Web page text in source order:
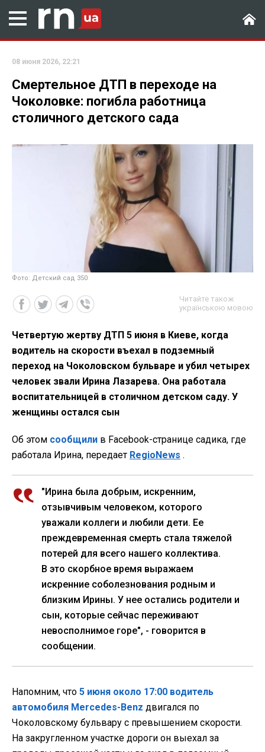
08 июня 2026, 22:21
Смертельное ДТП в переходе на
Чоколовке: погибла работница
столичного детского сада
Фото: Детский сад 350
Читайте також
українською мовою
Четвертую жертву ДТП 5 июня в Киеве, когда
водитель на скорости въехал в подземный
переход на Чоколовском бульваре и убил четырех
человек звали Ирина Лазарева. Она работала
воспитательницей в столичном детском саду. У
женщины остался сын
Об этом сообщили в Facebook-странице садика, где
работала Ирина, передает RegioNews .
"Ирина была добрым, искренним,
отзывчивым человеком, которого
уважали коллеги и любили дети. Ее
преждевременная смерть стала тяжелой
потерей для всего нашего коллектива.
В это скорбное время выражаем
искренние соболезнования родным и
близким Ирины. У нее остались родители и
сын, которые сейчас переживают
невосполнимое горе", - говорится в
сообщении.
Напомним, что 5 июня около 17:00 водитель
автомобиля Mercedes-Benz двигался по
Чоколовскому бульвару с превышением скорости.
На закругленном участке дороги он выехал за